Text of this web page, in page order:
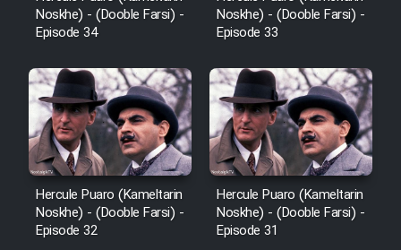
Film Shab Rubah
Film Shah Khamush
Film Fil Dar Tariki
Film Farsh Bad
Film In Haft Nafar
Noskhe) - (Dooble Farsi) -
Episode 34
Noskhe) - (Dooble Farsi) -
Episode 33
Hercule Puaro (Kameltarin
Noskhe) - (Dooble Farsi) -
Episode 32
Hercule Puaro (Kameltarin
Noskhe) - (Dooble Farsi) -
Episode 31